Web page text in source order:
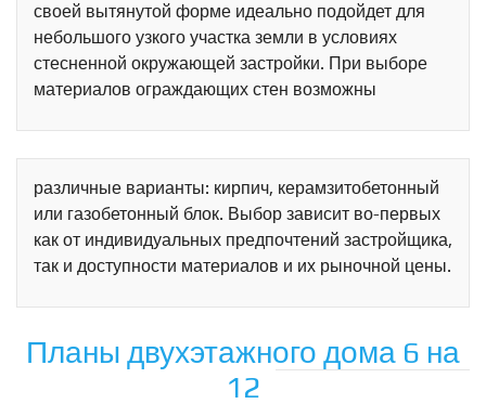
своей вытянутой форме идеально подойдет для
небольшого узкого участка земли в условиях
стесненной окружающей застройки. При выборе
материалов ограждающих стен возможны
различные варианты: кирпич, керамзитобетонный
или газобетонный блок. Выбор зависит во-первых
как от индивидуальных предпочтений застройщика,
так и доступности материалов и их рыночной цены.
Планы двухэтажного дома 6 на
12